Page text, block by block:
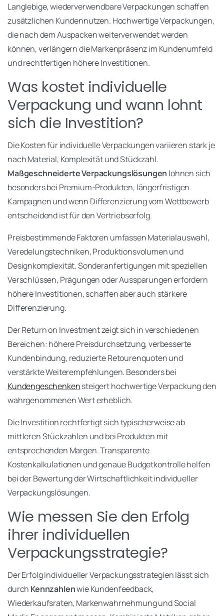
Langlebige, wiederverwendbare Verpackungen schaffen
zusätzlichen Kundennutzen. Hochwertige Verpackungen,
die nach dem Auspacken weiterverwendet werden
können, verlängern die Markenpräsenz im Kundenumfeld
und rechtfertigen höhere Investitionen.
Was kostet individuelle
Verpackung und wann lohnt
sich die Investition?
Die Kosten für individuelle Verpackungen variieren stark je
nach Material, Komplexität und Stückzahl.
Maßgeschneiderte Verpackungslösungen lohnen sich
besonders bei Premium-Produkten, längerfristigen
Kampagnen und wenn Differenzierung vom Wettbewerb
entscheidend ist für den Vertriebserfolg.
Preisbestimmende Faktoren umfassen Materialauswahl,
Veredelungstechniken, Produktionsvolumen und
Designkomplexität. Sonderanfertigungen mit speziellen
Verschlüssen, Prägungen oder Aussparungen erfordern
höhere Investitionen, schaffen aber auch stärkere
Differenzierung.
Der Return on Investment zeigt sich in verschiedenen
Bereichen: höhere Preisdurchsetzung, verbesserte
Kundenbindung, reduzierte Retourenquoten und
verstärkte Weiterempfehlungen. Besonders bei
Kundengeschenkensteigert hochwertige Verpackung den
wahrgenommenen Wert erheblich.
Die Investition rechtfertigt sich typischerweise ab
mittleren Stückzahlen und bei Produkten mit
entsprechenden Margen. Transparente
Kostenkalkulationen und genaue Budgetkontrolle helfen
bei der Bewertung der Wirtschaftlichkeit individueller
Verpackungslösungen.
Wie messen Sie den Erfolg
ihrer individuellen
Verpackungsstrategie?
Der Erfolg individueller Verpackungsstrategien lässt sich
durch Kennzahlenwie Kundenfeedback,
Wiederkaufsraten, Markenwahrnehmung und Social